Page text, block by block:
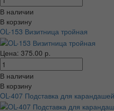
В наличии
В корзину
OL-153 Визитница тройная
Цена: 375.00 р.
В наличии
В корзину
OL-407 Подставка для карандашей